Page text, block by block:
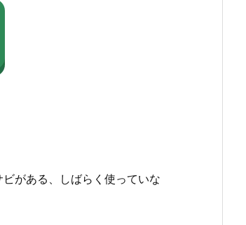
がある、しばらく使っていな